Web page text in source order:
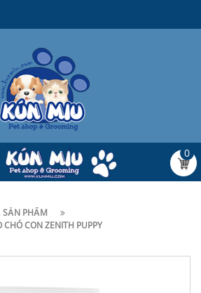
0
SẢN PHẨM
CON ZENITH PUPPY